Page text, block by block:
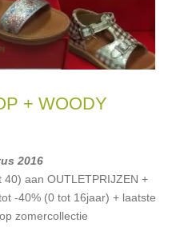
+ WOODY
2016
aan OUTLETPRIJZEN +
-40% (0 tot 16jaar) + laatste
zomercollectie